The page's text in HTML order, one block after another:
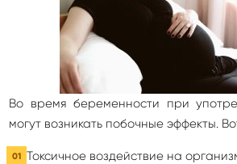
Во время беременности при
могут возникать побочные эффекты.
Токсичное воздействие на